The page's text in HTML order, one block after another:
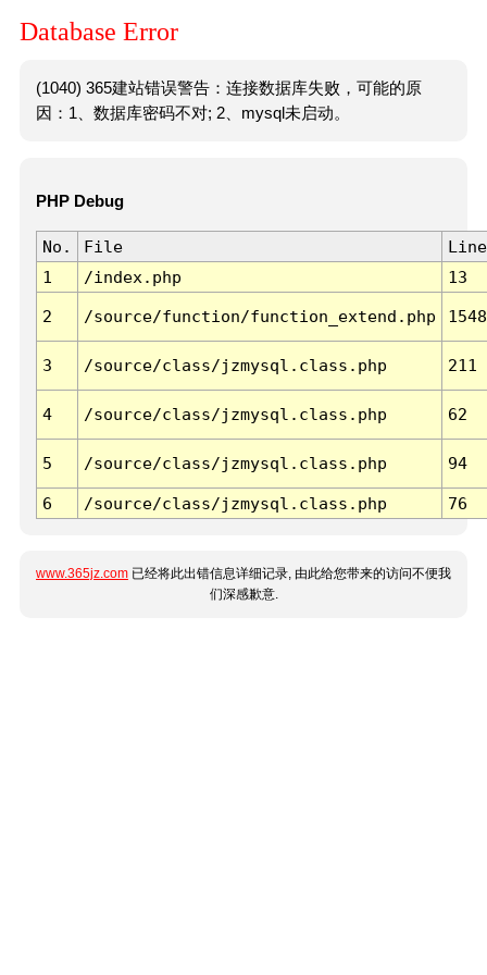
Database Error
(1040) 365建站错误警告：连接数据库失败，可能的原
因：1、数据库密码不对; 2、mysql未启动。
PHP Debug
No. File
Line
1
/index.php 13
2 /source/function/function_extend.php 1548
3 /source/class/jzmysql.class.php 211
4 /source/class/jzmysql.class.php 62
5 /source/class/jzmysql.class.php 94
6 /source/class/jzmysql.class.php 76
www.365jz.com 已经将此出错信息详细记录, 由此给您带来的访问不便我
们深感歉意.